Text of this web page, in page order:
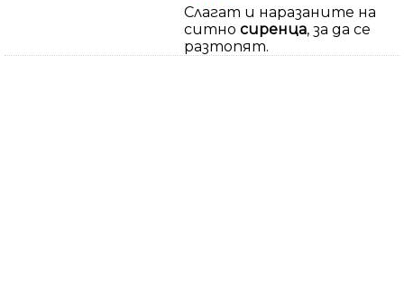
Слагат и наразаните на
ситно сиренца, за да се
разтопят.